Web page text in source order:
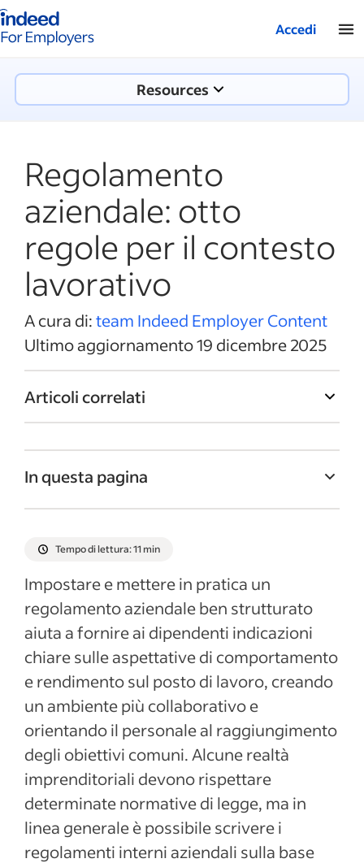
iniziale di Indeed aziende
Accedi
Resources
Regolamento
aziendale: otto
regole per il contesto
lavorativo
A cura di:team Indeed Employer Content
Ultimo aggiornamento 19 dicembre 2025
Articoli correlati
In questa pagina
importante
Otto esempi di regole aziendali da cui
prendere ispirazione
Il codice disciplinare: come gestire le
violazioni
Formazione e informazione per i
dipendenti
Monitoraggio e valutazione del
regolamento aziendale
Articoli recenti
Mostra altro
Tempo di lettura: 11 min
Impostare e mettere in pratica un
regolamento aziendale ben strutturato
aiuta a fornire ai dipendenti indicazioni
chiare sulle aspettative di comportamento
e rendimento sul posto di lavoro, creando
un ambiente più collaborativo e
orientando il personale al raggiungimento
degli obiettivi comuni. Alcune realtà
imprenditoriali devono rispettare
determinate normative di legge, ma in
linea generale è possibile scrivere i
regolamenti interni aziendali sulla base